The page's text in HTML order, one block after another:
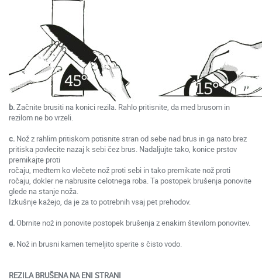
b.Začnite brusiti na konici rezila. Rahlo pritisnite, da med brusom in
rezilom ne bo vrzeli.
c. Nož z rahlim pritiskom potisnite stran od sebe nad brus in ga nato brez
pritiska povlecite nazaj k sebi čez brus. Nadaljujte tako, konice prstov
premikajte proti
ročaju, medtem ko vlečete nož proti sebi in tako premikate nož proti
ročaju, dokler ne nabrusite celotnega roba. Ta postopek brušenja ponovite
glede na stanje noža.
Izkušnje kažejo, da je za to potrebnih vsaj pet prehodov.
d.Obrnite nož in ponovite postopek brušenja z enakim številom ponovitev.
e. Nož in brusni kamen temeljito sperite s čisto vodo.
REZILA BRUŠENA NA ENI STRANI